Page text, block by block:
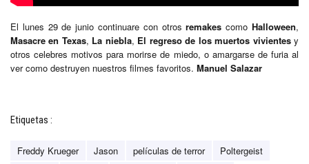
El lunes 29 de junio continuare con otrosremakes comoHalloween,
Masacre en Texas, La niebla, El regreso de los muertos vivientesy
otros celebres motivos para morirse de miedo, o amargarse de furia al
ver como destruyen nuestros filmes favoritos. Manuel Salazar
Etiquetas :
Freddy Krueger Jason películas de terror
Poltergeist